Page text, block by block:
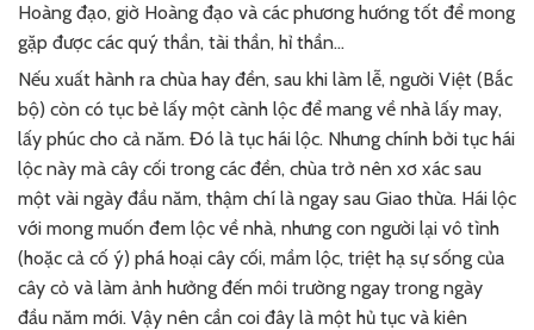
Hoàng đạo, giờ Hoàng đạo và các phương hướng tốt để mong
gặp được các quý thần, tài thần, hỉ thần…
Nếu xuất hành ra chùa hay đền, sau khi làm lễ, người Việt (Bắc
bộ) còn có tục bẻ lấy một cành lộc để mang về nhà lấy may,
lấy phúc cho cả năm. Đó là tục hái lộc. Nhưng chính bởi tục hái
lộc này mà cây cối trong các đền, chùa trở nên xơ xác sau
một vài ngày đầu năm, thậm chí là ngay sau Giao thừa. Hái lộc
với mong muốn đem lộc về nhà, nhưng con người lại vô tình
(hoặc cả cố ý) phá hoại cây cối, mầm lộc, triệt hạ sự sống của
cây cỏ và làm ảnh hưởng đến môi trường ngay trong ngày
đầu năm mới. Vậy nên cần coi đây là một hủ tục và kiên